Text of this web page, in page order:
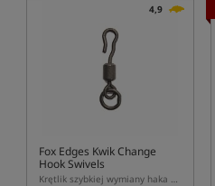
4,9
Fox Edges Kwik Change
Hook Swivels
Krętlik szybkiej wymiany haka z kółeczkiem